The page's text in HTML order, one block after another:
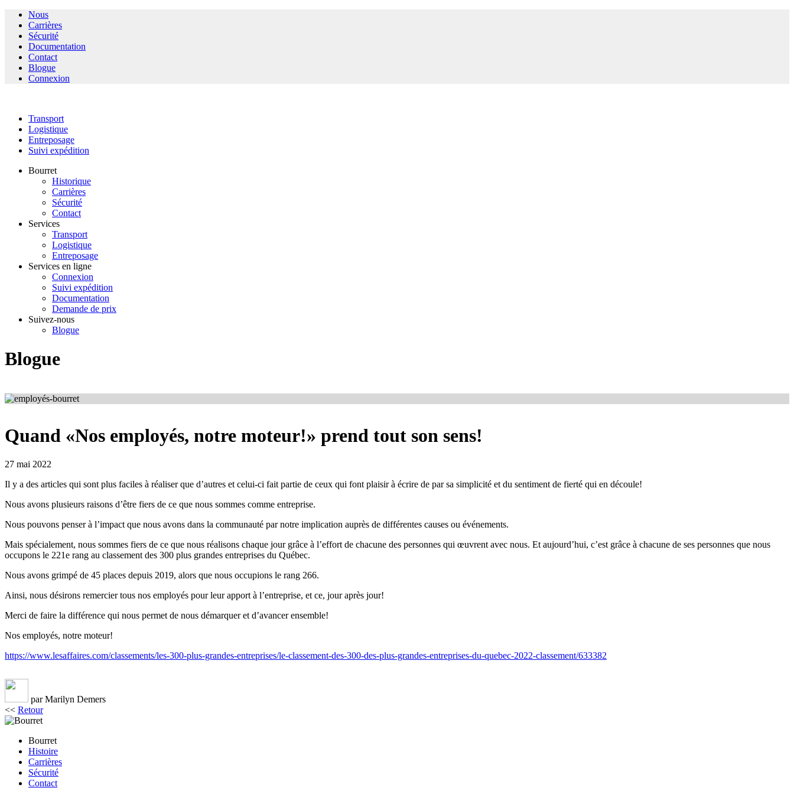
Nous
Carrières
Sécurité
Documentation
Contact
Blogue
Connexion
Transport
Logistique
Entreposage
Suivi expédition
Bourret
Historique
Carrières
Sécurité
Contact
Services
Transport
Logistique
Entreposage
Services en ligne
Connexion
Suivi expédition
Documentation
Demande de prix
Suivez-nous
Blogue
Blogue
Quand «Nos employés, notre moteur!» prend tout son sens!
27 mai 2022
Il y a des articles qui sont plus faciles à réaliser que d’autres et celui-ci fait partie de ceux qui font plaisir à écrire de par sa simplicité et du sentiment de fierté qui en découle!
Nous avons plusieurs raisons d’être fiers de ce que nous sommes comme entreprise.
Nous pouvons penser à l’impact que nous avons dans la communauté par notre implication auprès de différentes causes ou événements.
Mais spécialement, nous sommes fiers de ce que nous réalisons chaque jour grâce à l’effort de chacune des personnes qui œuvrent avec nous. Et aujourd’hui, c’est grâce à chacune de ses personnes que nous
occupons le 221e rang au classement des 300 plus grandes entreprises du Québec.
Nous avons grimpé de 45 places depuis 2019, alors que nous occupions le rang 266.
Ainsi, nous désirons remercier tous nos employés pour leur apport à l’entreprise, et ce, jour après jour!
Merci de faire la différence qui nous permet de nous démarquer et d’avancer ensemble!
Nos employés, notre moteur!
https://www.lesaffaires.com/classements/les-300-plus-grandes-entreprises/le-classement-des-300-des-plus-grandes-entreprises-du-quebec-2022-classement/633382
par Marilyn Demers
<< Retour
Bourret
Histoire
Carrières
Sécurité
Contact